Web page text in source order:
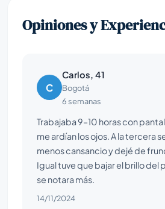
Opiniones y
C
Carlos, 41
Bogotá
6 semanas
Trabajaba 9–10 horas con
me ardían los ojos. A la tercera
menos cansancio y dejé de
Igual tuve que bajar el brillo del
se notara más.
14/11/2024